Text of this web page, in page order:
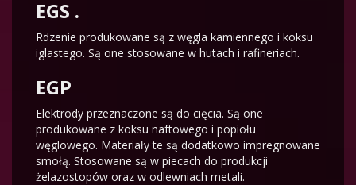
EGS .
Rdzenie produkowane są z węgla kamiennego i koksu
iglastego. Są one stosowane w hutach i rafineriach.
EGP
Elektrody przeznaczone są do cięcia. Są one
produkowane z koksu naftowego i popiołu
węglowego. Materiały te są dodatkowo impregnowane
smołą. Stosowane są w piecach do produkcji
żelazostopów oraz w odlewniach metali.